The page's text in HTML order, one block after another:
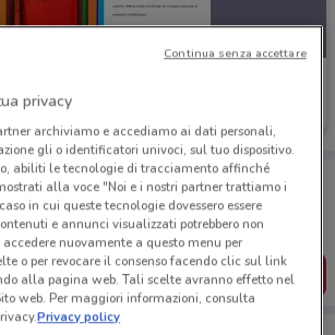
sempre con te!
le migliori offerte dei negozi vicino a te,
e creare la tua lista del risparmio, comodamente
cellulare.
SCARICA L’APP
privacy
archiviamo e accediamo ai dati personali,
gli o identificatori univoci, sul tuo dispositivo.
abiliti le tecnologie di tracciamento affinché
alla voce "Noi e i nostri partner trattiamo i
in cui queste tecnologie dovessero essere
e annunci visualizzati potrebbero non
accedere nuovamente a questo menu per
o per revocare il consenso facendo clic sul link
alla pagina web. Tali scelte avranno effetto nel
web. Per maggiori informazioni, consulta
Privacy policy
Continua senza accettare